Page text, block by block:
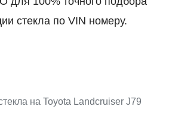
стекла по VIN номеру.